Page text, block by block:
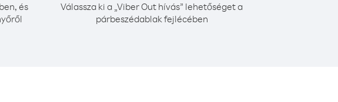
és
Válassza ki a „Viber Out hívás” lehetőséget a
párbeszédablak fejlécében